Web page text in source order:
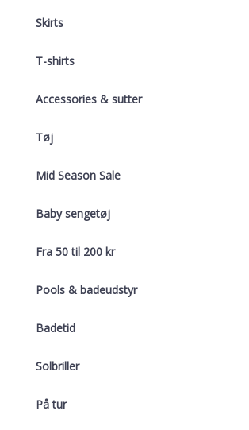
Skirts
T-shirts
Accessories & sutter
Tøj
Mid Season Sale
Baby sengetøj
Fra 50 til 200 kr
Pools & badeudstyr
Badetid
Solbriller
På tur